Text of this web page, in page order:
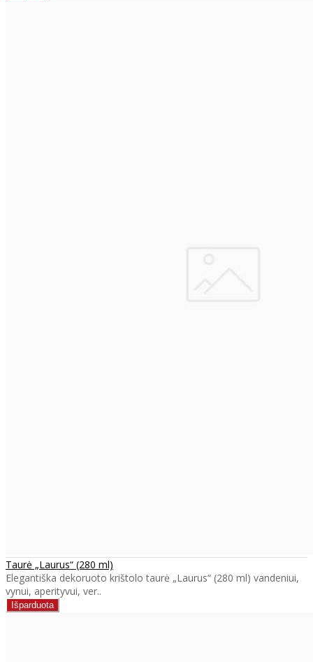
Taurė „Laurus“ (280 ml)
Elegantiška dekoruoto krištolo taurė „Laurus“ (280 ml) vandeniui,
vynui, aperityvui, ver..